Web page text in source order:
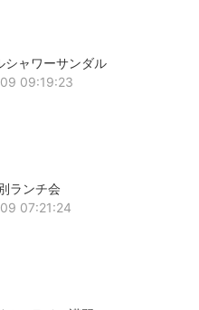
シャワーサンダル
09:19:23
ランチ会
07:21:24